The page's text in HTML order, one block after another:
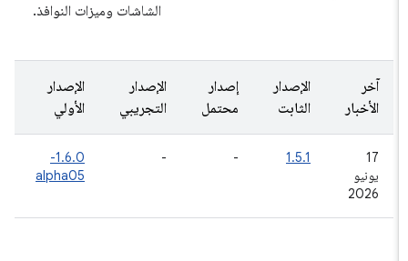
الشاشات وميزات النوافذ.
آخر
الأخبار
الإصدار
الثابت
إصدار
محتمل
الإصدار
التجريبي
الإصدار
الأولي
‫17
يونيو
2026
1.5.1
1.6.0-
alpha05